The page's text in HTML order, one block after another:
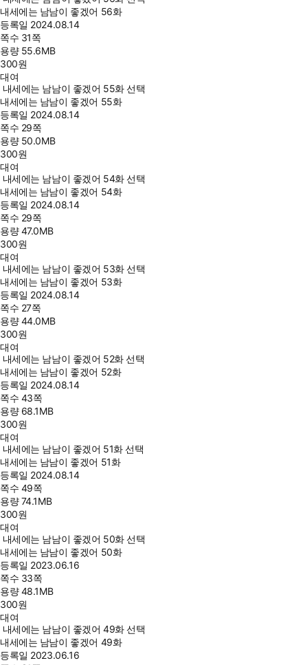
내세에는 남남이 좋겠어 56화
등록일 2024.08.14
쪽수 31쪽
용량 55.6MB
300원
대여
내세에는 남남이 좋겠어 55화 선택
내세에는 남남이 좋겠어 55화
등록일 2024.08.14
쪽수 29쪽
용량 50.0MB
300원
대여
내세에는 남남이 좋겠어 54화 선택
내세에는 남남이 좋겠어 54화
등록일 2024.08.14
쪽수 29쪽
용량47.0MB
300원
대여
내세에는 남남이 좋겠어 53화 선택
내세에는 남남이 좋겠어 53화
등록일 2024.08.14
쪽수 27쪽
용량44.0MB
300원
대여
내세에는 남남이 좋겠어 52화 선택
내세에는 남남이 좋겠어 52화
등록일 2024.08.14
쪽수 43쪽
용량 68.1MB
300원
대여
내세에는 남남이 좋겠어 51화 선택
내세에는 남남이 좋겠어 51화
등록일 2024.08.14
쪽수 49쪽
용량74.1MB
300원
대여
내세에는 남남이 좋겠어 50화 선택
내세에는 남남이 좋겠어 50화
등록일 2023.06.16
쪽수 33쪽
용량48.1MB
300원
대여
내세에는 남남이 좋겠어 49화 선택
내세에는 남남이 좋겠어 49화
등록일 2023.06.16